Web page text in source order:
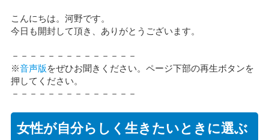
こんにちは。河野です。
今日も開封して頂き、ありがとうございます。
－－－－－－－－－－－－－－
※音声版 をぜひお聞きください。ページ下部の再生ボタンを
押してください。
－－－－－－－－－－－－－－
女性が自分らしく生きたいときに選ぶ